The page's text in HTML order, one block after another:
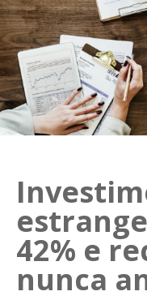
42% e
nunca